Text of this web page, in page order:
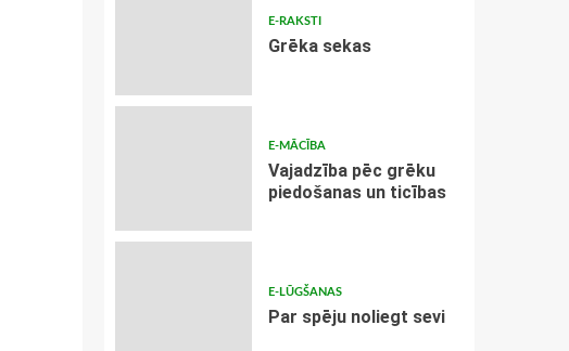
E-RAKSTI
Grēka sekas
E-MĀCĪBA
Vajadzība pēc grēku
piedošanas un ticības
E-LŪGŠANAS
Par spēju noliegt sevi